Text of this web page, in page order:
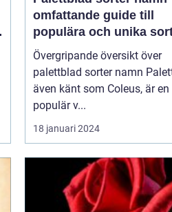
omfattande guide till
populära och unika
Övergripande översikt över
palettblad sorter namn Palettblad,
även känt som Coleus, är en
populär v...
18 januari 2024